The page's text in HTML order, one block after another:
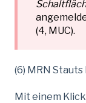
(4, MUC).
(6) MRN Stauts
Mit einem